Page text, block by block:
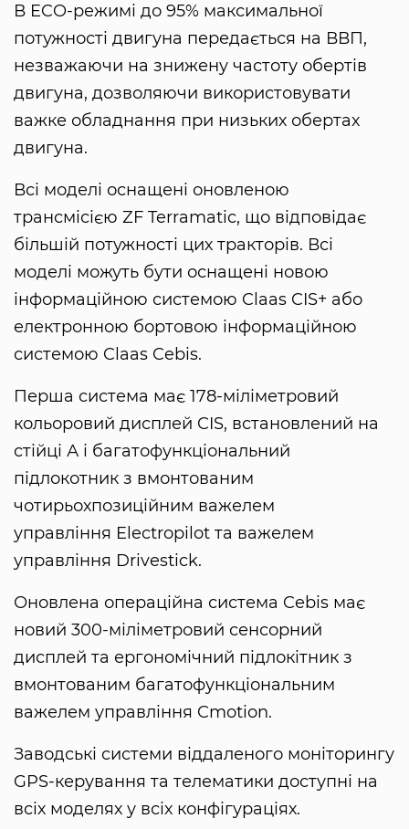
В ECO-режимі до 95% максимальної
потужності двигуна передається на ВВП,
незважаючи на знижену частоту обертів
двигуна, дозволяючи використовувати
важке обладнання при низьких обертах
двигуна.
Всі моделі оснащені оновленою
трансмісією ZF Terramatic, що відповідає
більшій потужності цих тракторів. Всі
моделі можуть бути оснащені новою
інформаційною системою Claas CIS+ або
електронною бортовою інформаційною
системою Claas Cebis.
Перша система має 178-міліметровий
кольоровий дисплей CIS, встановлений на
стійці А і багатофункціональний
підлокотник з вмонтованим
чотирьохпозиційним важелем
управління Electropilot та важелем
управління Drivestick.
Оновлена операційна система Cebis має
новий 300-міліметровий сенсорний
дисплей та ергономічний підлокітник з
вмонтованим багатофункціональним
важелем управління Cmotion.
Заводські системи віддаленого моніторингу
GPS-керування та телематики доступні на
всіх моделях у всіх конфігураціях.